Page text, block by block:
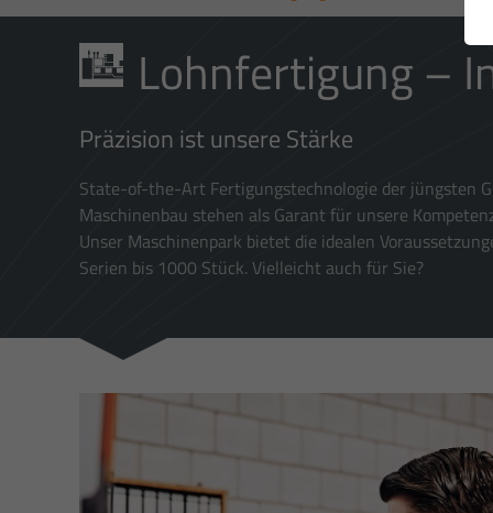
Lohnfertigung –
Präzision ist unsere Stärke
State-of-the-Art Fertigungstechnologie der jüngsten
Maschinenbau stehen als Garant für unsere
Unser Maschinenpark bietet die idealen
Serien bis 1000 Stück. Vielleicht auch für Sie?